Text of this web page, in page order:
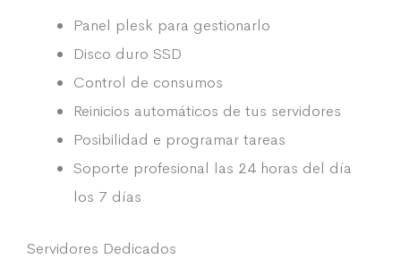
Panel plesk para gestionarlo
Disco duro SSD
Control de consumos
Reinicios automáticos de tus servidores
Posibilidad e programar tareas
Soporte profesional las 24 horas del día
los 7 días
Servidores Dedicados